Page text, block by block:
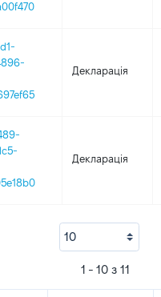
Декларація
Декларація
1 - 10 з 11